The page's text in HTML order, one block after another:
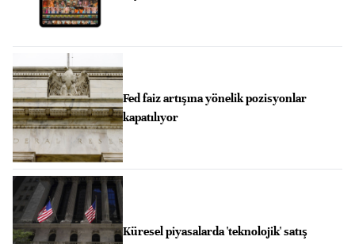
Fed faiz artışına yönelik pozisyonlar
kapatılıyor
Küresel piyasalarda 'teknolojik' satış